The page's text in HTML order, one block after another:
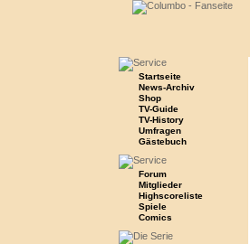
Startseite
News-Archiv
Shop
TV-Guide
TV-History
Umfragen
Gästebuch
Forum
Mitglieder
Highscoreliste
Spiele
Comics